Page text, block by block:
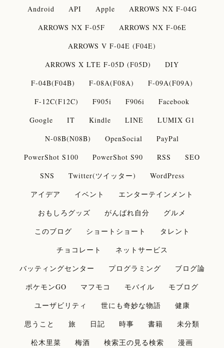
Android API Apple
ARROWS NX F-04G
ARROWS NX F-05F
ARROWS NX F-06E
ARROWS V F-04E (F04E)
ARROWS X LTE F-05D (F05D)
DIY
F-04B(F04B)
F-08A(F08A)
F-09A(F09A)
F-12C(F12C)
F905i F906i
Facebook
Google
IT Kindle LINE
LUMIX G1
N-08B(N08B)
OpenSocial
PayPal
PowerShot S100
PowerShot S90 RSS
SEO
SNS
Twitter(ツイッター)
WordPress
アイデア
イベント
エンターテインメント
おもしろグッズ
がんばれ自分
グルメ
このブログ
ショートショート
タレント
チョコレート
ネットサービス
バッティングセンター
プログラミング
ブログ論
ポケモンGO
マフモコ モバイル
モブログ
ユーザビリティ
世にも奇妙な物語
健康
思うこと
旅 日記 時事 書籍
未分類
松木里菜
梅酒 検索王の見る検索 漫画